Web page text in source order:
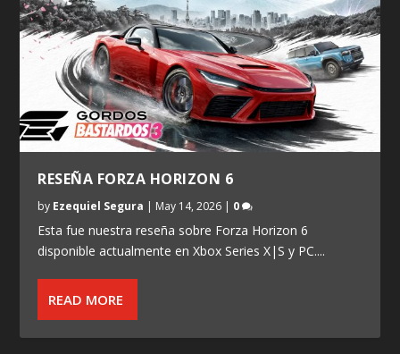
RESEÑA FORZA HORIZON 6
by Ezequiel Segura | May 14, 2026 | 0
Esta fue nuestra reseña sobre Forza Horizon 6
disponible actualmente en Xbox Series X|S y PC....
READ MORE